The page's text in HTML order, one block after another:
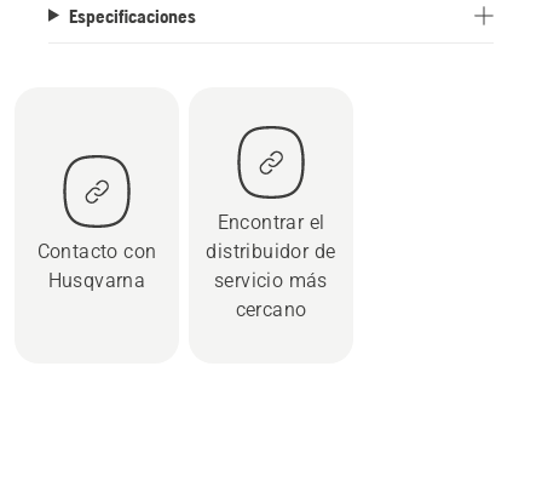
Especificaciones
Contacto con
Husqvarna
Encontrar el
distribuidor de
servicio más
cercano